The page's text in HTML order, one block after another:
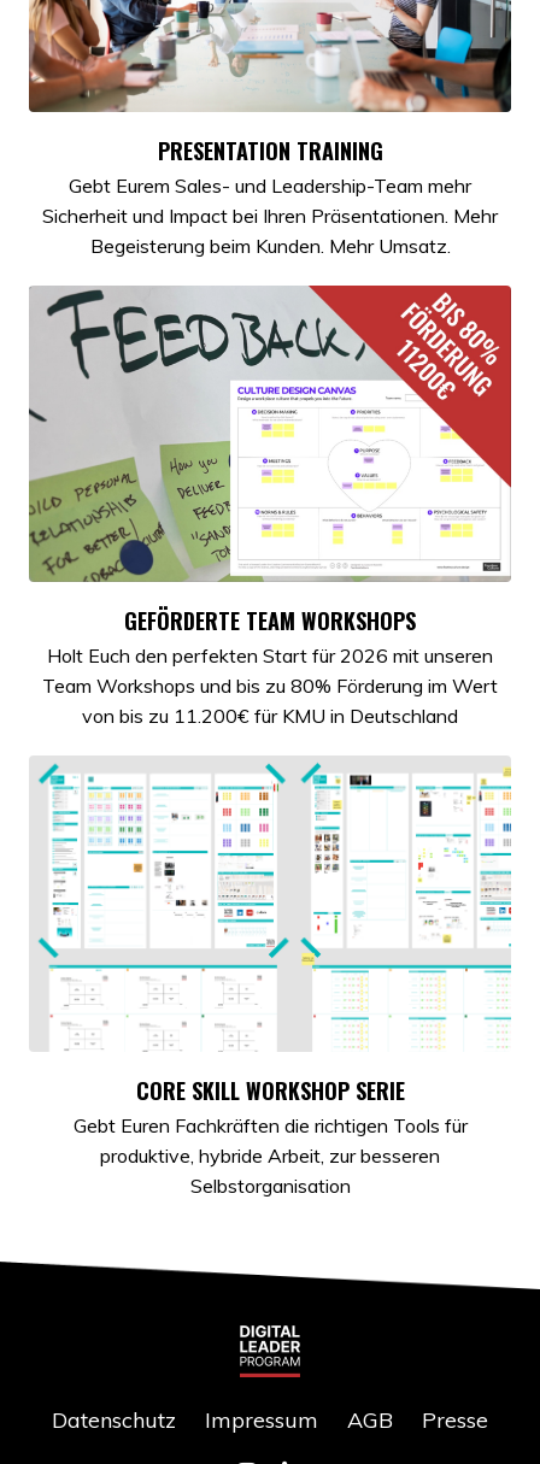
PRESENTATION TRAINING
Gebt Eurem Sales- und Leadership-Team mehr
Sicherheit und Impact bei Ihren Präsentationen. Mehr
Begeisterung beim Kunden. Mehr Umsatz.
GEFÖRDERTE TEAM WORKSHOPS
Holt Euch den perfekten Start für 2026 mit unseren
Team Workshops und bis zu 80% Förderung im Wert
von bis zu 11.200€ für KMU in Deutschland
CORE SKILL WORKSHOP SERIE
Gebt Euren Fachkräften die richtigen Tools für
produktive, hybride Arbeit, zur besseren
Selbstorganisation
Datenschutz Impressum AGB Presse